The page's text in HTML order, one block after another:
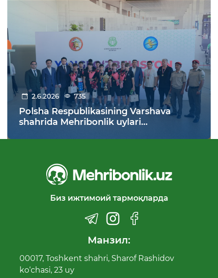
2.6.2026 735
Polsha Respublikasining Varshava
shahrida Mehribonlik uylari
Биз ижтимоий тармоқларда
Манзил:
00017, Toshkent shahri, Sharof Rashidov
ko‘chasi, 23 uy